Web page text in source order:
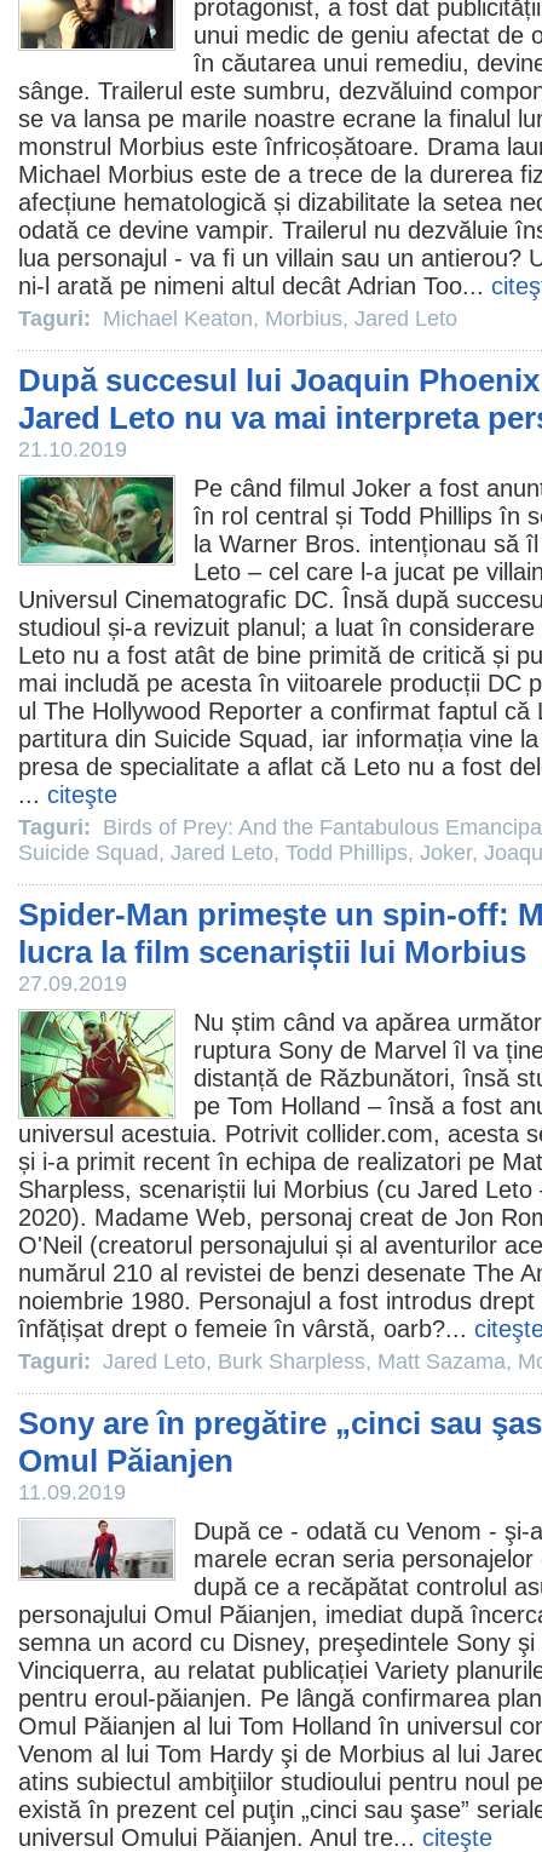
protagonist, a fost dat
unui medic de geniu afectat de
în căutarea unui remediu,
sânge. Trailerul este sumbru, dezvăluind
se va lansa pe marile noastre ecrane la finalul
monstrul Morbius este înfricoșătoare. Drama
Michael Morbius este de a trece de la durerea
afecțiune hematologică și dizabilitate la setea
odată ce devine vampir. Trailerul nu dezvăluie
lua personajul - va fi un villain sau un antierou?
ni-l arată pe nimeni altul decât Adrian Too...
Taguri: Michael Keaton, Morbius, Jared Leto
După succesul lui Joaquin
Jared Leto nu va mai interpreta
21.10.2019
Pe când filmul Joker a fost
în rol central și Todd Phillips în
la Warner Bros. intenționau să
Leto – cel care l-a jucat pe
Universul Cinematografic DC. Însă după
studioul și-a revizuit planul; a luat în
Leto nu a fost atât de bine primită de critică și
mai includă pe acesta în viitoarele producții DC
ul The Hollywood Reporter a confirmat faptul
partitura din Suicide Squad, iar informația vine
presa de specialitate a aflat că Leto nu a fost
... citeşte
Taguri: Birds of Prey: And the Fantabulous
Suicide Squad, Jared Leto, Todd Phillips, Joker,
Spider-Man primește un spin-off:
lucra la film scenariștii lui Morbius
27.09.2019
Nu știm când va apărea
ruptura Sony de Marvel îl va
distanță de Răzbunători, însă
pe Tom Holland – însă a fost
universul acestuia. Potrivit collider.com, acesta
și i-a primit recent în echipa de realizatori pe
Sharpless, scenariștii lui Morbius (cu Jared Leto
2020). Madame Web, personaj creat de Jon
O'Neil (creatorul personajului și al aventurilor
numărul 210 al revistei de benzi desenate The
noiembrie 1980. Personajul a fost introdus
înfățișat drept o femeie în vârstă, oarb?...
Taguri: Jared Leto, Burk Sharpless, Matt Sazama,
Sony are în pregătire „cinci sau
Omul Păianjen
11.09.2019
După ce - odată cu Venom - şi-
marele ecran seria
după ce a recăpătat controlul
personajului Omul Păianjen, imediat după
semna un acord cu Disney, preşedintele Sony
Vinciquerra, au relatat publicației Variety
pentru eroul-păianjen. Pe lângă confirmarea
Omul Păianjen al lui Tom Holland în universul
Venom al lui Tom Hardy şi de Morbius al lui
atins subiectul ambiţiilor studioului pentru noul
există în prezent cel puţin „cinci sau şase”
universul Omului Păianjen. Anul tre... citeşte